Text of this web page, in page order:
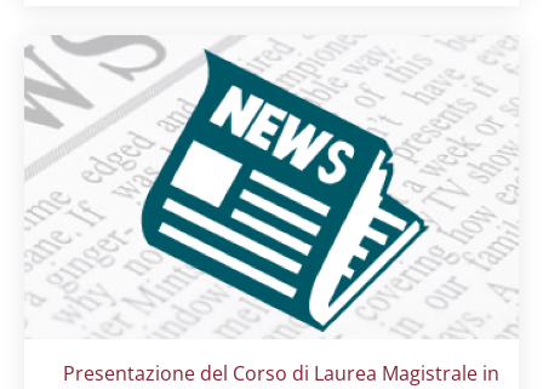
Titolo card:
Presentazione del Corso di Laurea Magistrale in